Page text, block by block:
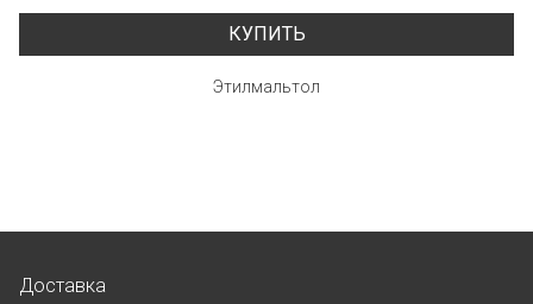
КУПИТЬ
Этилмальтол
Доставка